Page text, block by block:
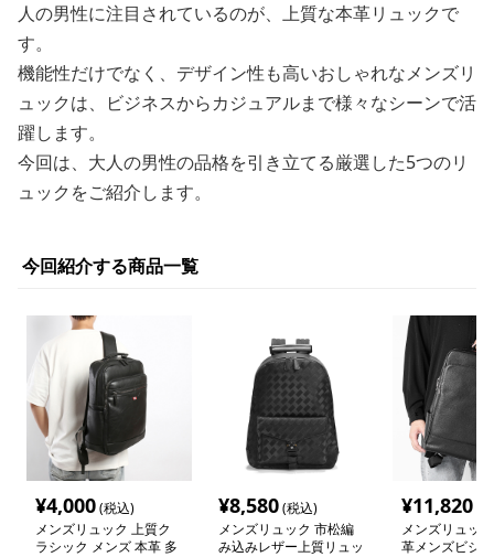
人の男性に注目されているのが、上質な本革リュックで
す。
機能性だけでなく、デザイン性も高いおしゃれなメンズリ
ュックは、ビジネスからカジュアルまで様々なシーンで活
躍します。
今回は、大人の男性の品格を引き立てる厳選した5つのリ
ュックをご紹介します。
今回紹介する商品一覧
¥4,000(税込)
メンズリュック 上質ク
ラシック メンズ 本革 多
¥8,580(税込)
メンズリュック 市松編
み込みレザー上質リュッ
¥11,820
メンズリュッ
革メンズビジ